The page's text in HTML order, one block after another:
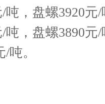
吨，盘螺3920元
吨，盘螺3890元
吨。